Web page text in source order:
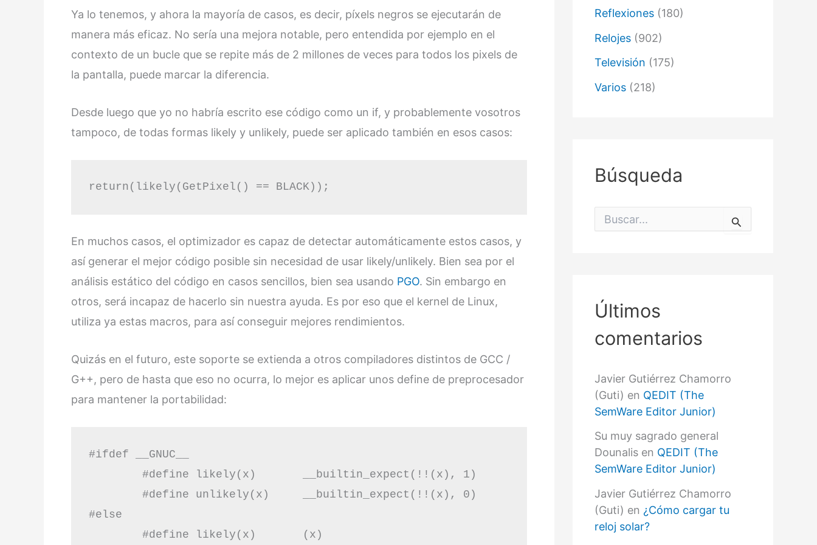
Ya lo tenemos, y ahora la mayoría de casos, es decir, píxels negros se ejecutarán de
manera más eficaz. No sería una mejora notable, pero entendida por ejemplo en el
contexto de un bucle que se repite más de 2 millones de veces para todos los pixels de
la pantalla, puede marcar la diferencia.
Desde luego que yo no habría escrito ese código como un if, y probablemente vosotros
tampoco, de todas formas likely y unlikely, puede ser aplicado también en esos casos:
return(likely(GetPixel() == BLACK));
En muchos casos, el optimizador es capaz de detectar automáticamente estos casos, y
así generar el mejor código posible sin necesidad de usar likely/unlikely. Bien sea por el
análisis estático del código en casos sencillos, bien sea usando PGO. Sin embargo en
otros, será incapaz de hacerlo sin nuestra ayuda. Es por eso que el kernel de Linux,
utiliza ya estas macros, para así conseguir mejores rendimientos.
Quizás en el futuro, este soporte se extienda a otros compiladores distintos de GCC /
G++, pero de hasta que eso no ocurra, lo mejor es aplicar unos define de preprocesador
para mantener la portabilidad:
#ifdef __GNUC__
#else
Reflexiones (180)
Relojes (902)
Televisión (175)
Varios (218)
Búsqueda
Últimos
comentarios
Javier Gutiérrez Chamorro
(Guti) en QEDIT (The
SemWare Editor Junior)
Su muy sagrado general
Dounalis en QEDIT (The
SemWare Editor Junior)
Javier Gutiérrez Chamorro
(Guti) en ¿Cómo cargar tu
reloj solar?